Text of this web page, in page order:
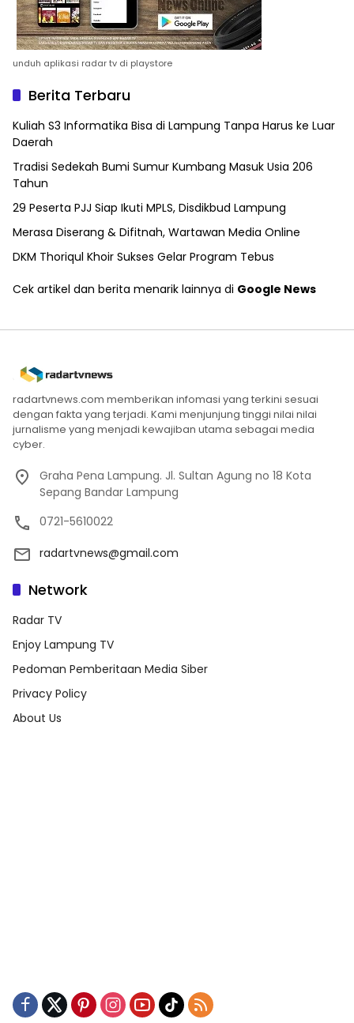
unduh aplikasi radar tv di playstore
Berita Terbaru
Kuliah S3 Informatika Bisa di Lampung Tanpa Harus ke Luar
Daerah
Tradisi Sedekah Bumi Sumur Kumbang Masuk Usia 206
Tahun
29 Peserta PJJ Siap Ikuti MPLS, Disdikbud Lampung
Merasa Diserang & Difitnah, Wartawan Media Online
DKM Thoriqul Khoir Sukses Gelar Program Tebus
Cek artikel dan berita menarik lainnya di Google News
radartvnews.com memberikan infomasi yang terkini sesuai
dengan fakta yang terjadi. Kami menjunjung tinggi nilai nilai
jurnalisme yang menjadi kewajiban utama sebagai media
cyber.
Graha Pena Lampung. Jl. Sultan Agung no 18 Kota
Sepang Bandar Lampung
0721-5610022
radartvnews@gmail.com
Network
Radar TV
Enjoy Lampung TV
Pedoman Pemberitaan Media Siber
Privacy Policy
About Us